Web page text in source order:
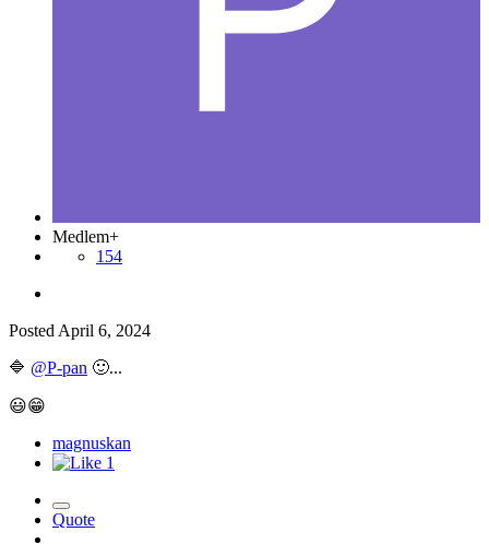
Medlem+
154
Posted April 6, 2024
🔷 @P-pan 🙂...
😃😁
magnuskan
1
Quote